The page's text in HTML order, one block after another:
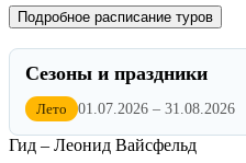
Подробное расписание туров
Сезоны и праздники
Лето 01.07.2026 – 31.08.2026
Гид – Леонид Вайсфельд